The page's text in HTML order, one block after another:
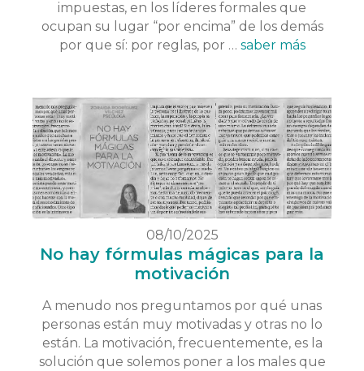
impuestas, en los líderes formales que
ocupan su lugar “por encima” de los demás
por que sí: por reglas, por … saber más
08/10/2025
No hay fórmulas mágicas para la
motivación
A menudo nos preguntamos por qué unas
personas están muy motivadas y otras no lo
están. La motivación, frecuentemente, es la
solución que solemos poner a los males que